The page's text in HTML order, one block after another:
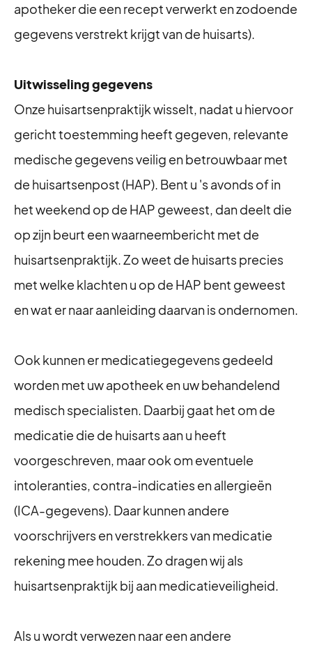
apotheker die een recept verwerkt en zodoende
gegevens verstrekt krijgt van de huisarts).
Uitwisseling gegevens
Onze huisartsenpraktijk wisselt, nadat u hiervoor
gericht toestemming heeft gegeven, relevante
medische gegevens veilig en betrouwbaar met
de huisartsenpost (HAP). Bent u 's avonds of in
het weekend op de HAP geweest, dan deelt die
op zijn beurt een waarneembericht met de
huisartsenpraktijk. Zo weet de huisarts precies
met welke klachten u op de HAP bent geweest
en wat er naar aanleiding daarvan is ondernomen.
Ook kunnen er medicatiegegevens gedeeld
worden met uw apotheek en uw behandelend
medisch specialisten. Daarbij gaat het om de
medicatie die de huisarts aan u heeft
voorgeschreven, maar ook om eventuele
intoleranties, contra-indicaties en allergieën
(ICA-gegevens). Daar kunnen andere
voorschrijvers en verstrekkers van medicatie
rekening mee houden. Zo dragen wij als
huisartsenpraktijk bij aan medicatieveiligheid.
Als u wordt verwezen naar een andere